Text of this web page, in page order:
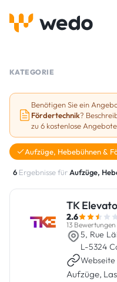
Referenzen
Förderungen &
Stellenbörse
Sind Sie
Einloggen
KATEGORIE
Benötigen Sie ein
Fördertechnik?
zu 6 kostenlose Angebote
Aufzüge, Hebebühnen &
6 Ergebnisse fürAufzüge,
TK
2.6
13
5, Rue
L-5324
Webseite
Aufzüge,